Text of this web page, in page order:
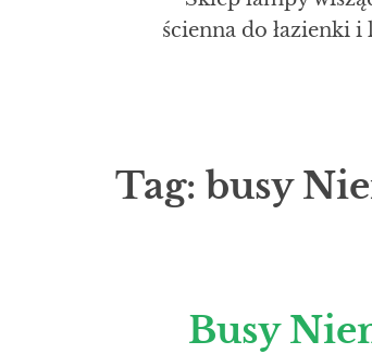
ścienna do łazienki
Tag: busy
Busy